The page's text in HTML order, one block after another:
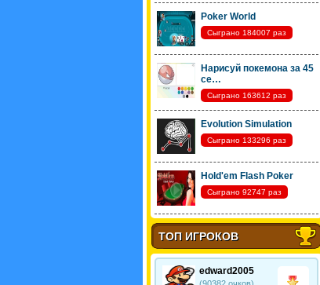
Poker World
Сыграно 184007 раз
Нарисуй покемона за 45
се…
Сыграно 163612 раз
Evolution Simulation
Сыграно 133296 раз
Hold'em Flash Poker
Сыграно 92747 раз
ТОП ИГРОКОВ
edward2005